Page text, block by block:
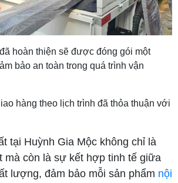
hoàn thiện sẽ được đóng gói một
bảo an toàn trong quá trình vận
theo lịch trình đã thỏa thuận với
tại Huỳnh Gia Mộc không chỉ là
mà còn là sự kết hợp tinh tế giữa
lượng, đảm bảo mỗi sản phẩm nội